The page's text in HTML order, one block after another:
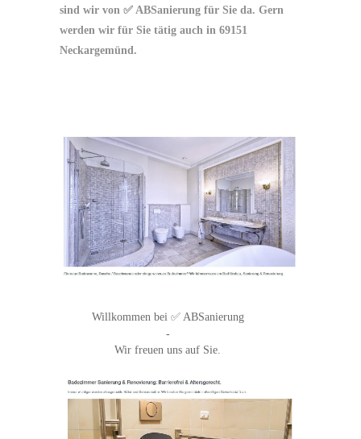
sind wir von ✅ ABSanierung für Sie da. Gern
werden wir für Sie tätig auch in 69151
Neckargemünd.
Willkommen bei ✅ ABSanierung
-
Wir freuen uns auf Sie.